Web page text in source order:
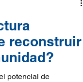
reconstruir
potencial de